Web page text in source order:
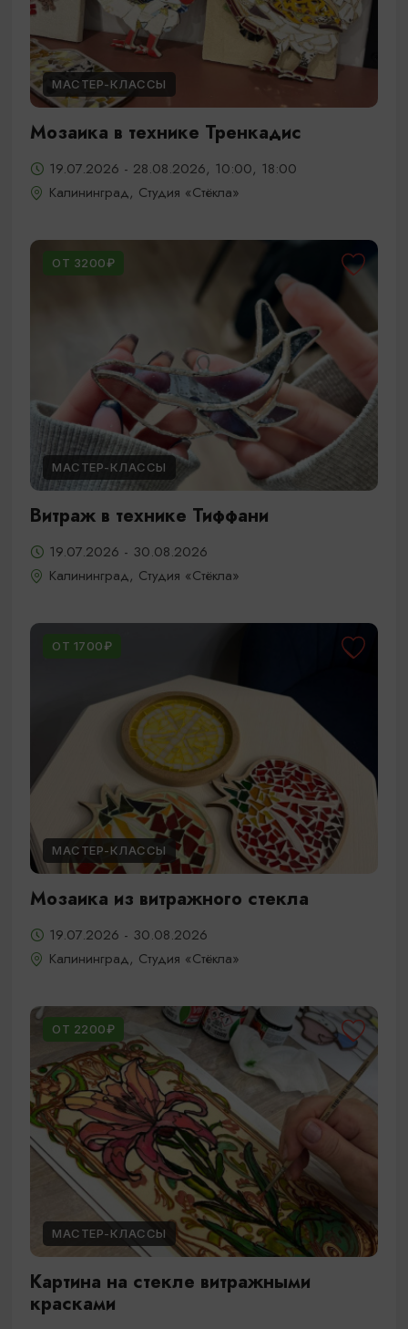
МАСТЕР-КЛАССЫ
Мозаика в технике Тренкадис
19.07.2026 - 28.08.2026, 10:00, 18:00
Калининград, Студия «Стёкла»
ОТ 3200₽
МАСТЕР-КЛАССЫ
Витраж в технике Тиффани
19.07.2026 - 30.08.2026
Калининград, Студия «Стёкла»
ОТ 1700₽
МАСТЕР-КЛАССЫ
Мозаика из витражного стекла
19.07.2026 - 30.08.2026
Калининград, Студия «Стёкла»
ОТ 2200₽
МАСТЕР-КЛАССЫ
Картина на стекле витражными
красками